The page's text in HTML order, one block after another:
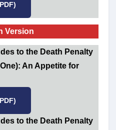
Version
to the Death Penalty
An Appetite for
to the Death Penalty